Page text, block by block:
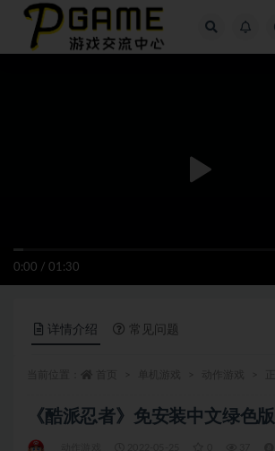
0:00 / 01:30
详情介绍 常见问题
《酷派忍者》免安装中文绿色版
全部